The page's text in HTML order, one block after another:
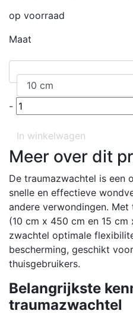
op voorraad
Maat
-
In winkelwagen
Meer over dit
De traumazwachtel is een
snelle en effectieve
andere verwondingen.
(10 cm x 450 cm en 15
zwachtel optimale
bescherming, geschikt
thuisgebruikers.
Belangrijkste
traumazwachtel